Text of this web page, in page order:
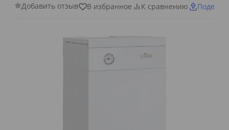
Добавить отзыв В избранное К сравнению